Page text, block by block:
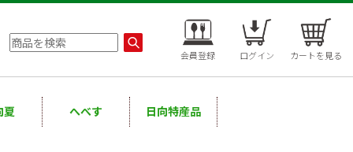
会員登録 ログイン カートを見る
夏 へべす 日向特産品